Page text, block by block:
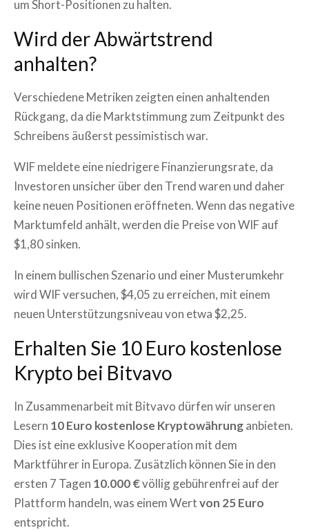
um Short-Positionen zu halten.
Wird der Abwärtstrend
anhalten?
Verschiedene Metriken zeigten einen anhaltenden
Rückgang, da die Marktstimmung zum Zeitpunkt des
Schreibens äußerst pessimistisch war.
WIF meldete eine niedrigere Finanzierungsrate, da
Investoren unsicher über den Trend waren und daher
keine neuen Positionen eröffneten. Wenn das negative
Marktumfeld anhält, werden die Preise von WIF auf
$1,80 sinken.
In einem bullischen Szenario und einer Musterumkehr
wird WIF versuchen, $4,05 zu erreichen, mit einem
neuen Unterstützungsniveau von etwa $2,25.
Erhalten Sie 10 Euro kostenlose
Krypto bei Bitvavo
In Zusammenarbeit mit Bitvavo dürfen wir unseren
Lesern 10 Euro kostenlose Kryptowährunganbieten.
Dies ist eine exklusive Kooperation mit dem
Marktführer in Europa. Zusätzlich können Sie in den
ersten 7 Tagen 10.000 €völlig gebührenfrei auf der
Plattform handeln, was einem Wertvon 25 Euro
entspricht.